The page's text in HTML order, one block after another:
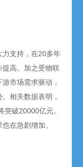
力支持，在20多年
高。加之受物联
市场需求驱动，
相关数据表明，
破20000亿元。
在急剧增加。